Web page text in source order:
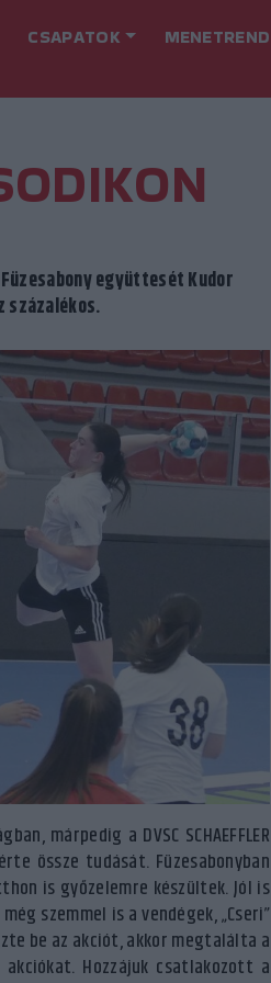
CSAPATOK MENETREND
együttesét Kudor
százalékos.
márpedig a DVSC SCHAEFFLER
össze tudását. Füzesabonyban
is győzelemre készültek. Jól is
szemmel is a vendégek, „Cseri”
be az akciót, akkor megtalálta a
Hozzájuk csatlakozott a